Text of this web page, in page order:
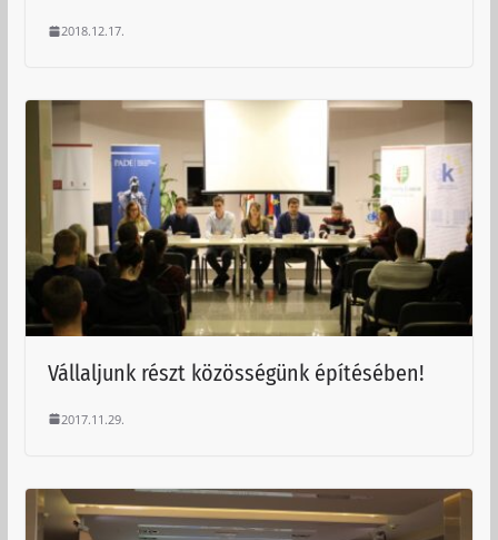
2018.12.17.
Vállaljunk részt közösségünk építésében!
2017.11.29.